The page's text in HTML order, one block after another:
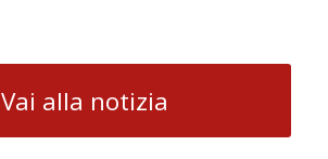
Vai alla notizia